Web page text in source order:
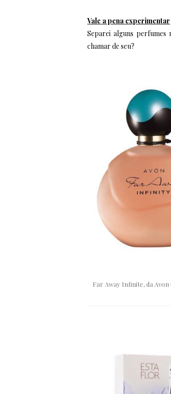
Vale a pena experimentar
Separei alguns
chamar de seu?
Far Away Infinite, da Avon